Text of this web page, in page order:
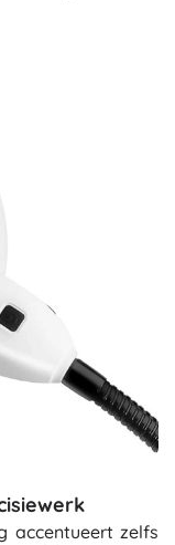
accentueert zelfs